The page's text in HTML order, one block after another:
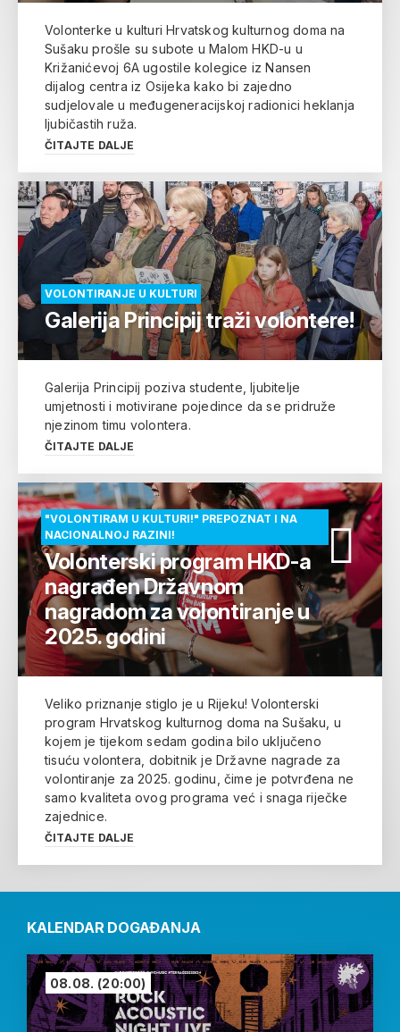
Volonterke u kulturi Hrvatskog kulturnog doma na
Sušaku prošle su subote u Malom HKD-u u
Križanićevoj 6A ugostile kolegice iz Nansen
dijalog centra iz Osijeka kako bi zajedno
sudjelovale u međugeneracijskoj radionici heklanja
ljubičastih ruža.
ČITAJTE DALJE
VOLONTIRANJE U KULTURI
Galerija Principij traži volontere!
Galerija Principij poziva studente, ljubitelje
umjetnosti i motivirane pojedince da se pridruže
njezinom timu volontera.
ČITAJTE DALJE
"VOLONTIRAM U KULTURI!" PREPOZNAT I NA
NACIONALNOJ RAZINI!
Volonterski program HKD-a
nagrađen Državnom
nagradom za volontiranje u
2025. godini
Veliko priznanje stiglo je u Rijeku! Volonterski
program Hrvatskog kulturnog doma na Sušaku, u
kojem je tijekom sedam godina bilo uključeno
tisuću volontera, dobitnik je Državne nagrade za
volontiranje za 2025. godinu, čime je potvrđena ne
samo kvaliteta ovog programa već i snaga riječke
zajednice.
ČITAJTE DALJE
KALENDAR DOGAĐANJA
08.08. (20:00)